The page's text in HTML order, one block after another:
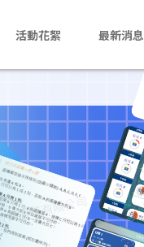
活動花絮 最新消息